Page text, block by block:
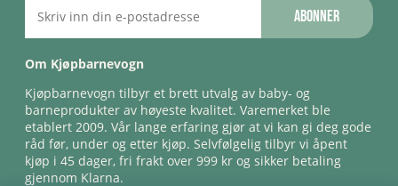
Abonner
Om Kjøpbarnevogn
Kjøpbarnevogn tilbyr et brett utvalg av baby- og
barneprodukter av høyeste kvalitet. Varemerket ble
etablert 2009. Vår lange erfaring gjør at vi kan gi deg gode
råd før, under og etter kjøp. Selvfølgelig tilbyr vi åpent
kjøp i 45 dager, fri frakt over 999 kr og sikker betaling
gjennom Klarna.